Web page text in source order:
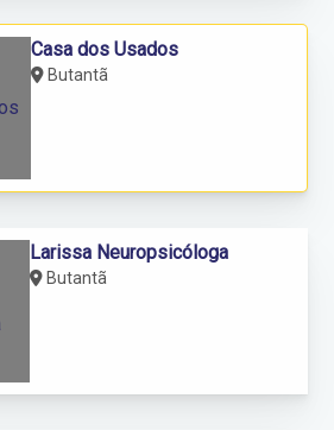
Butantã
Casa dos Usados
Butantã
Larissa Neuropsicóloga